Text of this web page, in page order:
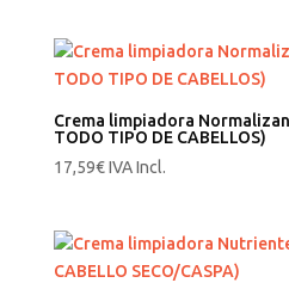
Crema limpiadora
TODO TIPO DE CABELLOS)
17,59€ IVA Incl.